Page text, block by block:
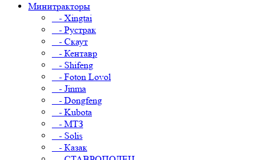
Минитракторы
- Xingtai
- Рустрак
- Скаут
- Кентавр
- Shifeng
- Foton Lovol
- Jinma
- Dongfeng
- Kubota
- МТЗ
- Solis
- Казак